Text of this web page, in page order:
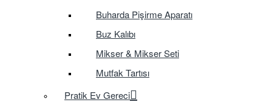
Buharda Pişirme Aparatı
Buz Kalıbı
Mikser & Mikser Seti
Mutfak Tartısı
Pratik Ev Gereci